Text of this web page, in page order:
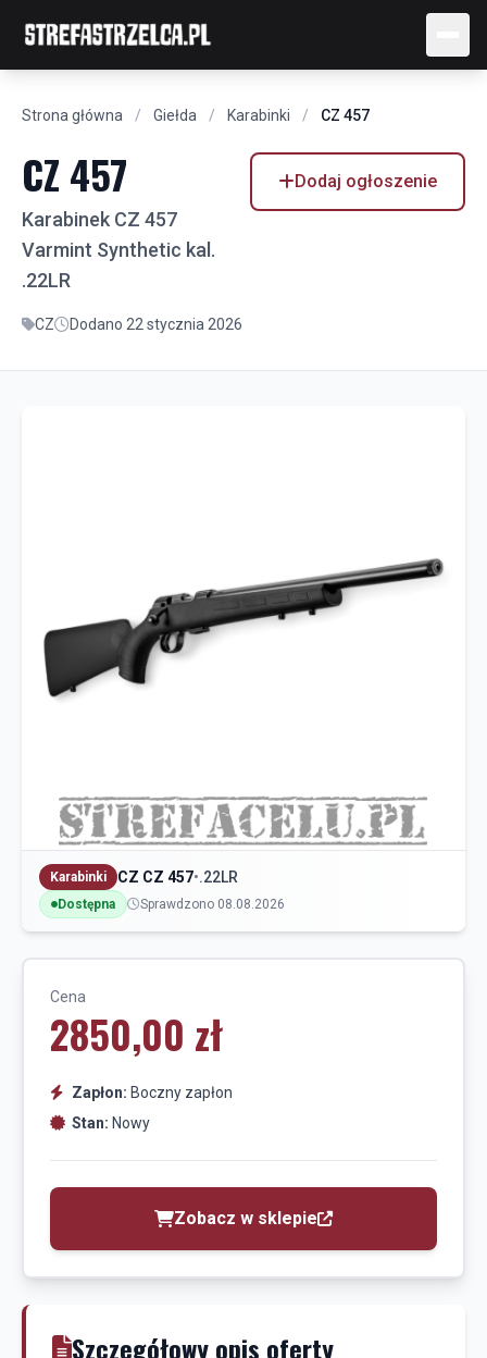
Strona główna / Giełda / Karabinki / CZ 457
CZ 457
Karabinek CZ 457
Varmint Synthetic kal.
.22LR
Dodaj ogłoszenie
CZ Dodano 22 stycznia 2026
Karabinki CZ CZ 457•.22LR
Dostępna Sprawdzono 08.08.2026
Cena
2850,00 zł
Zapłon: Boczny zapłon
Stan: Nowy
Zobacz w sklepie
Szczegółowy opis oferty